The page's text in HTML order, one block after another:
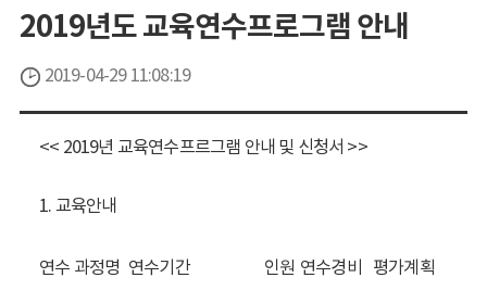
2019년도 교육연수프로그램 안내
2019-04-29 11:08:19
<< 2019년 교육연수프르그램 안내 및 신청서 >>
1. 교육안내
연수 과정명 연수기간 인원 연수경비 평가계획